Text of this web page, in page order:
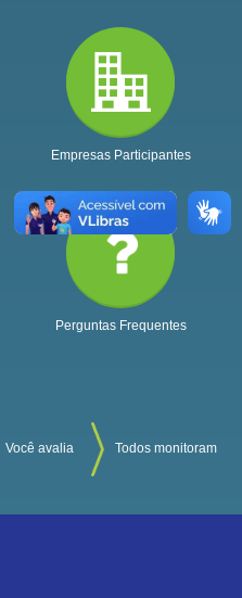
Empresas Participantes
Perguntas Frequentes
Você avalia Todos monitoram